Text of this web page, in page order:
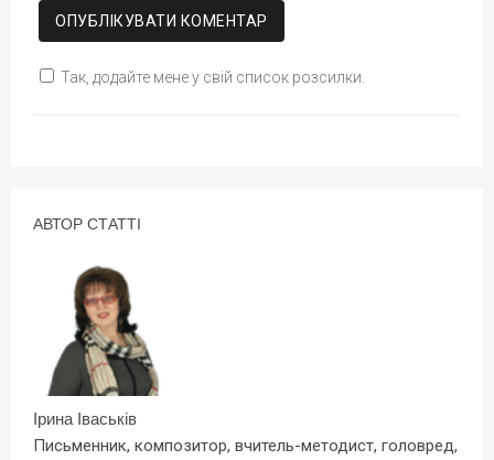
Так, додайте мене у свій список розсилки.
АВТОР СТАТТІ
Ірина Іваськів
Письменник, композитор, вчитель-методист, головред,